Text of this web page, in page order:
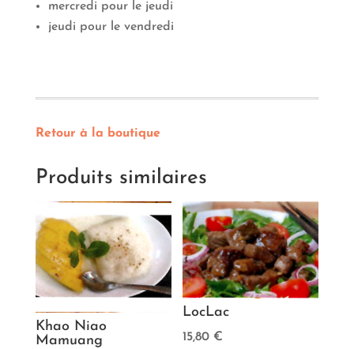
mercredi pour le jeudi
jeudi pour le vendredi
Retour à la boutique
Produits similaires
Khao Niao
Mamuang
LocLac
15,80 €